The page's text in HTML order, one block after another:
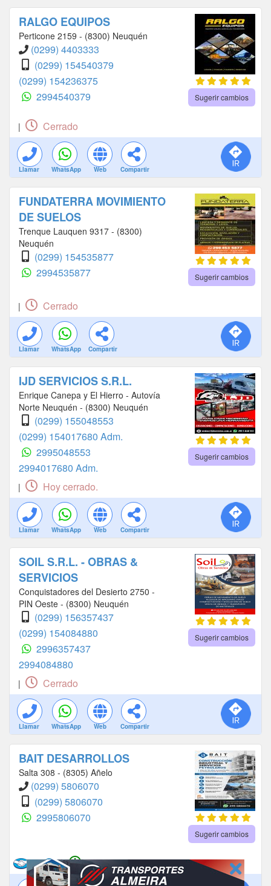
RALGO EQUIPOS
Perticone 2159 - (8300) Neuquén
(0299) 4403333
(0299) 154540379
(0299) 154236375
2994540379
Sugerir cambios
| Cerrado
Llamar WhatsApp Web Compartir
FUNDATERRA MOVIMIENTO
DE SUELOS
Trenque Lauquen 9317 - (8300)
Neuquén
(0299) 154535877
2994535877
Sugerir cambios
| Cerrado
Llamar WhatsApp Compartir
IJD SERVICIOS S.R.L.
Enrique Canepa y El Hierro - Autovía
Norte Neuquén - (8300) Neuquén
(0299) 155048553
(0299) 154017680 Adm.
2995048553
2994017680 Adm.
Sugerir cambios
| Hoy cerrado.
Llamar WhatsApp Web Compartir
SOIL S.R.L. - OBRAS &
SERVICIOS
Conquistadores del Desierto 2750 -
PIN Oeste - (8300) Neuquén
(0299) 156357437
(0299) 154084880
2996357437
2994084880
Sugerir cambios
| Cerrado
Llamar WhatsApp Web Compartir
BAIT DESARROLLOS
Salta 308 - (8305) Añelo
(0299) 5806070
(0299) 5806070
2995806070
Sugerir cambios
| | Abierto